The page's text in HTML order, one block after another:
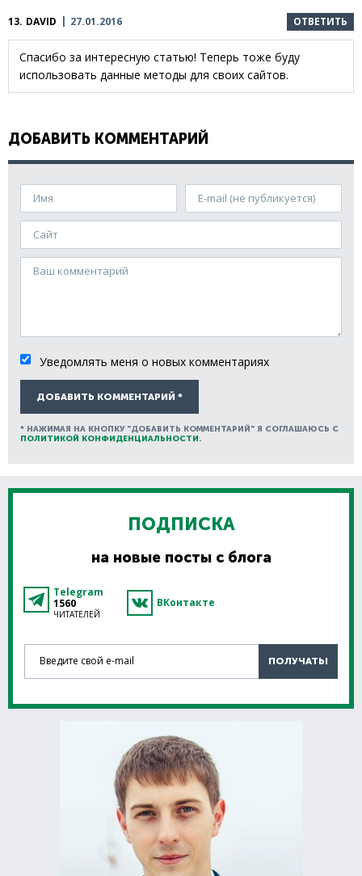
13. DAVID 27.01.2016 ОТВЕТИТЬ
Спасибо за интересную статью! Теперь тоже буду
использовать данные методы для своих сайтов.
ДОБАВИТЬ КОММЕНТАРИЙ
Имя E-mail (не публикуется)
Сайт
Ваш комментарий
Уведомлять меня о новых комментариях
ДОБАВИТЬ КОММЕНТАРИЙ *
* НАЖИМАЯ НА КНОПКУ "ДОБАВИТЬ КОММЕНТАРИЙ" Я СОГЛАШАЮСЬ С
ПОЛИТИКОЙ КОНФИДЕНЦИАЛЬНОСТИ.
ПОДПИСКА
на новые посты с блога
Telegram
1560
ЧИТАТЕЛЕЙ
ВКонтакте
Введите свой e-mail
ПОЛУЧАТЬ!